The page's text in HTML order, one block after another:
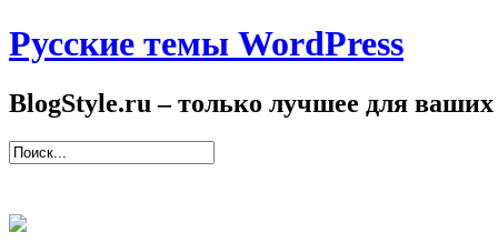
Русские темы WordPress
BlogStyle.ru – только лучшее для ваших